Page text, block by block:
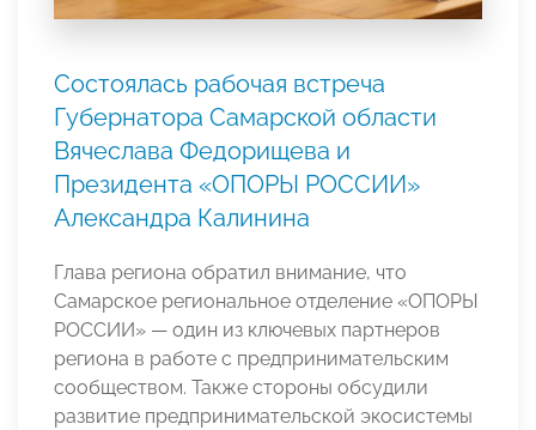
Состоялась рабочая встреча
Губернатора Самарской области
Вячеслава Федорищева и
Президента «ОПОРЫ РОССИИ»
Александра Калинина
Глава региона обратил внимание, что
Самарское региональное отделение «ОПОРЫ
РОССИИ» — один из ключевых партнеров
региона в работе с предпринимательским
сообществом. Также стороны обсудили
развитие предпринимательской экосистемы